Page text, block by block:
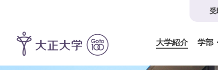
受
大学紹介 学部